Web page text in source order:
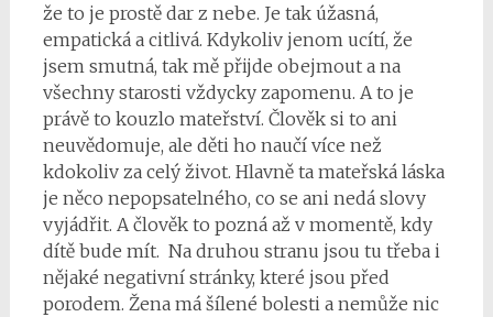
že to je prostě dar z nebe. Je tak úžasná,
empatická a citlivá. Kdykoliv jenom ucítí, že
jsem smutná, tak mě přijde obejmout a na
všechny starosti vždycky zapomenu. A to je
právě to kouzlo mateřství. Člověk si to ani
neuvědomuje, ale děti ho naučí více než
kdokoliv za celý život. Hlavně ta mateřská láska
je něco nepopsatelného, co se ani nedá slovy
vyjádřit. A člověk to pozná až v momentě, kdy
dítě bude mít. Na druhou stranu jsou tu třeba i
nějaké negativní stránky, které jsou před
porodem. Žena má šílené bolesti a nemůže nic